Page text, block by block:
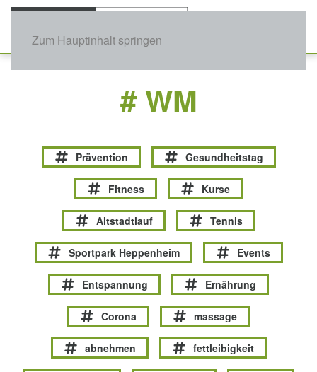
Zum Hauptinhalt springen
# WM
Prävention Gesundheitstag
Fitness Kurse
Altstadtlauf Tennis
Sportpark Heppenheim Events
Entspannung Ernährung
Corona massage
abnehmen fettleibigkeit